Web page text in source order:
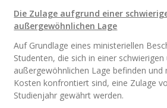
Die Zulage aufgrund einer
außergewöhnlichen Lage
Auf Grundlage eines ministeriellen
Studenten, die sich in einer schwierigen
außergewöhnlichen Lage befinden
Kosten konfrontiert sind, eine Zulage
Studienjahr gewährt werden.